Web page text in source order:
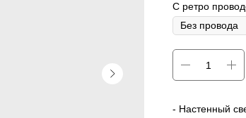
С ретро
- Настенный